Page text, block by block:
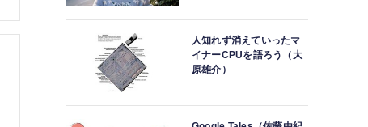
人知れず消えていったマ
イナーCPUを語ろう（大
原雄介）